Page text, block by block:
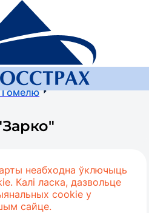
Рэгіянальная сетка
Прадстаўніцтва
Гомелю
неабходна ўключыць
Калі ласка, дазвольце
cookie у
сайце.